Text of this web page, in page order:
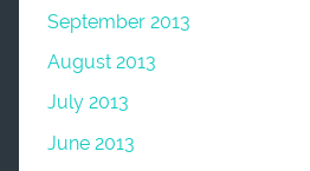
September 2013
August 2013
July 2013
June 2013